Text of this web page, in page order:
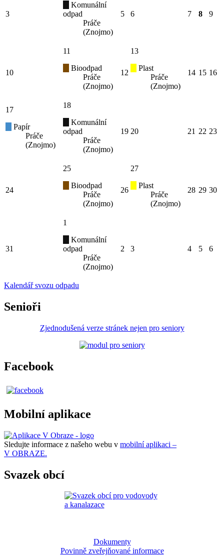
3
Komunální
odpad
Práče
(Znojmo)
5 6 7 8 9
10
11
Bioodpad
Práče
(Znojmo)
12
13
Plast
Práče
(Znojmo)
14 15 16
17
Papír
Práče
(Znojmo)
18
Komunální
odpad
Práče
(Znojmo)
19 20 21 22 23
24
25
Bioodpad
Práče
(Znojmo)
26
27
Plast
Práče
(Znojmo)
28 29 30
31
1
Komunální
odpad
Práče
(Znojmo)
2 3 4 5 6
Kalendář svozu odpadu
Senioři
Zjednodušená verze stránek nejen pro seniory
Facebook
Mobilní aplikace
Sledujte informace z našeho webu v mobilní aplikaci –
V OBRAZE.
Svazek obcí
Dokumenty
Povinně zveřejňované informace